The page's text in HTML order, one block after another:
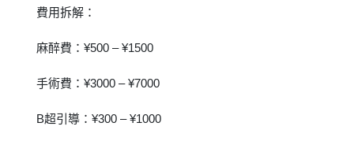
費用拆解：
麻醉費：¥500 – ¥1500
手術費：¥3000 – ¥7000
B超引導：¥300 – ¥1000